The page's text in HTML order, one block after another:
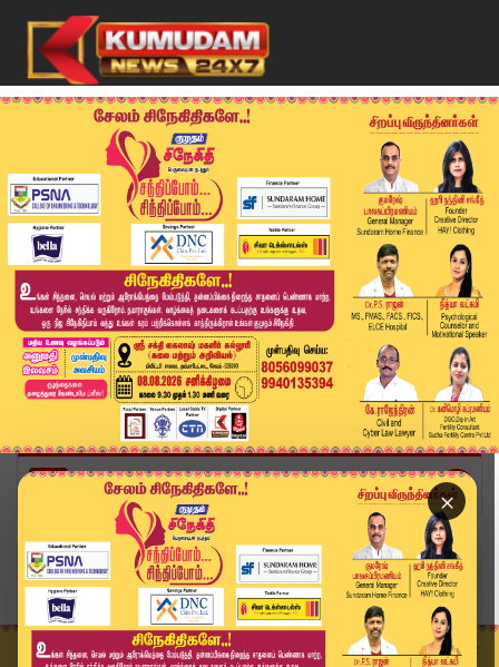
×
Home
வீடியோ ஸ்டோரி
ஆளுநர் தலையீடு குறித்து கடும் கண்டனம்.. பரபரக்க...